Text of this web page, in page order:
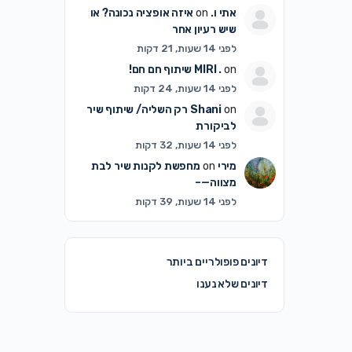
אתי ו.
איזה אופציה נכונה? או
שיש רעיון אחר
לפני 14 שעות, 21 דקות
MIRI .on שיתוף חם חם!
לפני 14 שעות, 24 דקות
Shanion
רק השליה/ שיתוף שיר
לביקורת
לפני 14 שעות, 32 דקות
מירי
מחפשת לקנות שיר לבת
מצווה—–
לפני 14 שעות, 39 דקות
דיונים פופולריים ביותר
דיונים שלא נענו